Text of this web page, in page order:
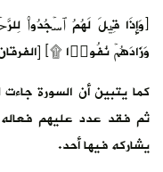
﴿وَإِذَا قِیلَ لَهُمُ ٱسۡجُدُوا۟
وَزَادَهُمۡ نُفُورࣰا ۩﴾ [الفرقان
كما يتبين أن السورة
ثم فقد عدد عليهم فعاله
يشاركه فيها أحد.